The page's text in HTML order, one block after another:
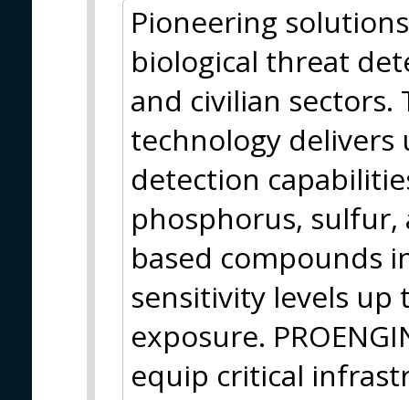
Pioneering
biological threat
and civilian
technology
detection
phosphorus, sulfur,
based compounds
sensitivity levels up
exposure.
equip critical